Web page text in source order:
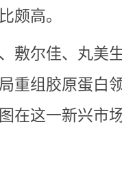
颇高。
敷尔佳、丸美
重组胶原蛋白
在这一新兴市